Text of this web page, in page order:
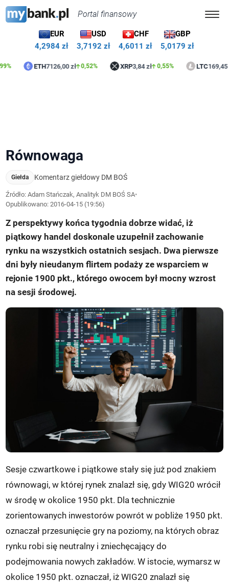
Portal finansowy
EUR
4,2984 zł
USD
3,7192 zł
CHF
4,6011 zł
GBP
5,0179 zł
ETH 7126,00 zł 0,52% XRP 3,84 zł 0,55% LTC 169,45 zł
Równowaga
Giełda Komentarz giełdowy DM BOŚ
Źródło: Adam Stańczak, Analityk DM BOŚ SA•
Opublikowano:2016-04-15 (19:56)
Z perspektywy końca tygodnia dobrze widać, iż
piątkowy handel doskonale uzupełnił zachowanie
rynku na wszystkich ostatnich sesjach. Dwa pierwsze
dni były nieudanym flirtem podaży ze wsparciem w
rejonie 1900 pkt., którego owocem był mocny wzrost
na sesji środowej.
Sesje czwartkowe i piątkowe stały się już pod znakiem
równowagi, w której rynek znalazł się, gdy WIG20 wrócił
w środę w okolice 1950 pkt. Dla technicznie
zorientowanych inwestorów powrót w pobliże 1950 pkt.
oznaczał przesunięcie gry na poziomy, na których obraz
rynku robi się neutralny i zniechęcający do
podejmowania nowych zakładów. W istocie, wymarsz w
okolice 1950 pkt. oznaczał, iż WIG20 znalazł się